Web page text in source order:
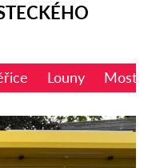
Louny Most